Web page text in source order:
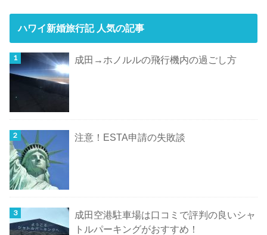
ハワイ新婚旅行記 人気の記事
成田→ホノルルの飛行機内の過ごし方
注意！ESTA申請の失敗談
成田空港駐車場は口コミで評判の良いシャ
トルパーキングがおすすめ！